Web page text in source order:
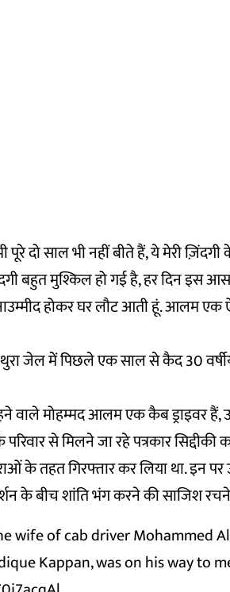
पूरे दो साल भी नहीं बीते हैं, ये मेरी
बहुत मुश्किल हो गई है, हर दिन इस
होकर घर लौट आती हूं. आलम
जेल में पिछले एक साल से कैद 30
वाले मोहम्मद आलम एक कैब ड्राइवर हैं,
से मिलने जा रहे पत्रकार
के तहत गिरफ्तार कर लिया था. इन
के बीच शांति भंग करने की साजिश
wife of cab driver Mohammed
Kappan, was on his way to